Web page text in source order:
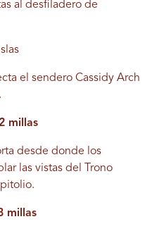
al desfiladero de
el sendero Cassidy Arch
millas
desde donde los
las vistas del Trono
millas